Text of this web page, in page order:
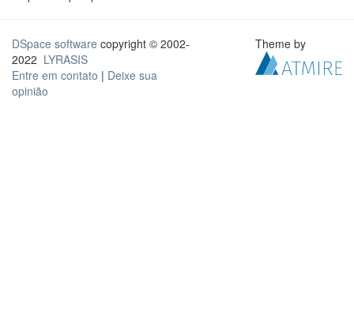
DSpace software copyright © 2002-
2022 LYRASIS
Entre em contato | Deixe sua
opinião
Theme by